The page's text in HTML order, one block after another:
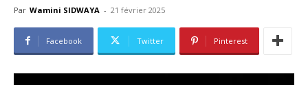
Par Wamini SIDWAYA - 21 février 2025
Facebook Twitter Pinterest